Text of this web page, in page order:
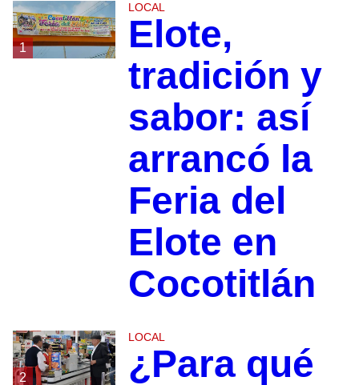
1
LOCAL
Elote,
tradición y
sabor: así
arrancó la
Feria del
Elote en
Cocotitlán
2
LOCAL
¿Para qué